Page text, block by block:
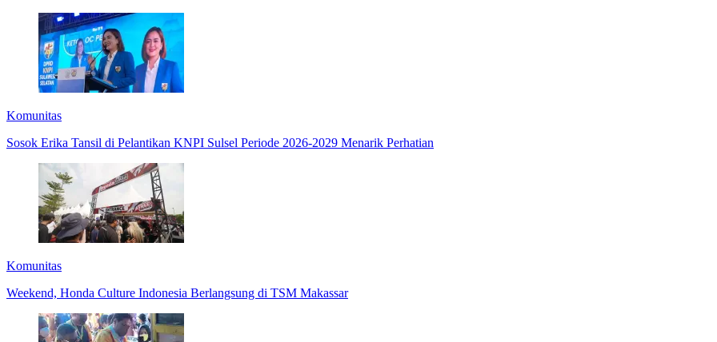
Komunitas
Sosok Erika Tansil di Pelantikan KNPI Sulsel Periode 2026-2029 Menarik Perhatian
Komunitas
Weekend, Honda Culture Indonesia Berlangsung di TSM Makassar